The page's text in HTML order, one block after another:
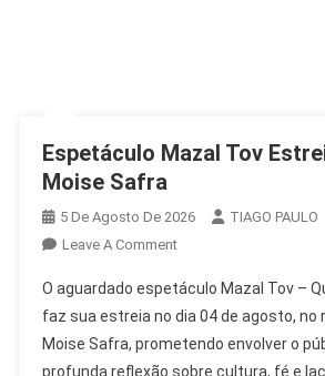
Espetáculo Mazal Tov
Moise Safra
5 De Agosto De 2026
TIAGO PAULO
Leave A CommentOn
Mazal
Tov
Estreia
No
O aguardado espetáculo Mazal Tov –
faz sua estreia no dia 04 de agosto, no
Moise Safra, prometendo envolver o
profunda reflexão sobre cultura, fé e